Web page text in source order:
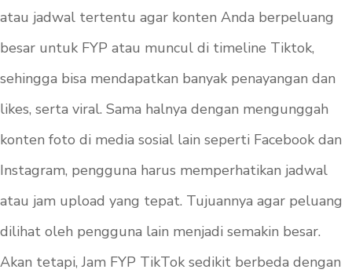
atau jadwal tertentu agar konten Anda berpeluang
besar untuk FYP atau muncul di timeline Tiktok,
sehingga bisa mendapatkan banyak penayangan dan
likes, serta viral. Sama halnya dengan mengunggah
konten foto di media sosial lain seperti Facebook dan
Instagram, pengguna harus memperhatikan jadwal
atau jam upload yang tepat. Tujuannya agar peluang
dilihat oleh pengguna lain menjadi semakin besar.
Akan tetapi, Jam FYP TikTok sedikit berbeda dengan